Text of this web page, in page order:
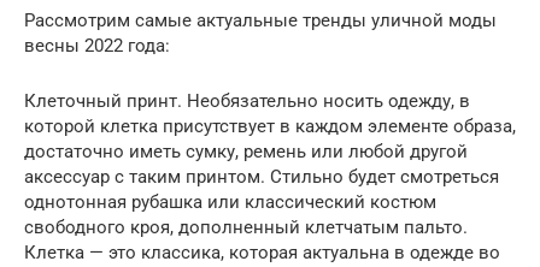
Рассмотрим самые актуальные тренды уличной моды
весны 2022 года:
Клеточный принт. Необязательно носить одежду, в
которой клетка присутствует в каждом элементе образа,
достаточно иметь сумку, ремень или любой другой
аксессуар с таким принтом. Стильно будет смотреться
однотонная рубашка или классический костюм
свободного кроя, дополненный клетчатым пальто.
Клетка — это классика, которая актуальна в одежде во